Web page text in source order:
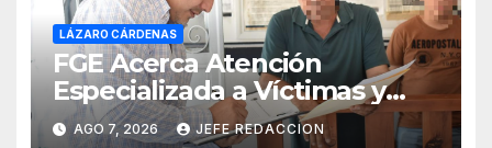
LÁZARO CÁRDENAS
FGE Acerca Atención
Especializada a Víctimas y
Ciudadanía de Coalcomán
AGO 7, 2026 JEFE REDACCION